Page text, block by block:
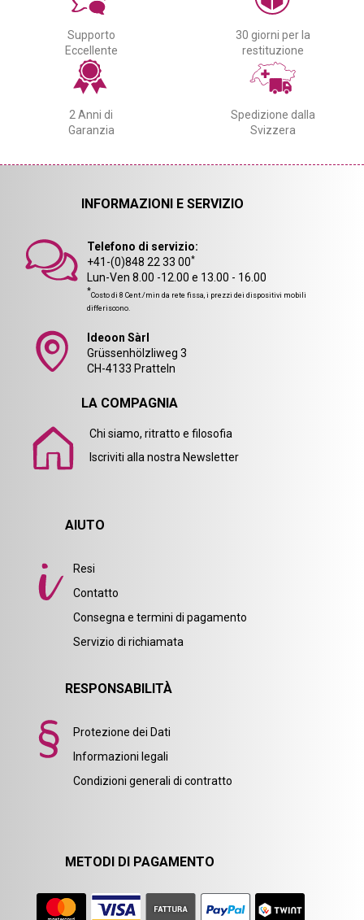
Supporto
Eccellente
30 giorni per la
restituzione
2 Anni di
Garanzia
Spedizione dalla
Svizzera
INFORMAZIONI E SERVIZIO
Telefono di servizio:
+41-(0)848 22 33 00*
Lun-Ven 8.00 -12.00 e 13.00 - 16.00
*Costo di 8 Cent./min da rete fissa, i prezzi dei dispositivi mobili
differiscono.
Ideoon Sàrl
Grüssenhölzliweg 3
CH-4133 Pratteln
LA COMPAGNIA
Chi siamo, ritratto e filosofia
Iscriviti alla nostra Newsletter
AIUTO
Resi
Contatto
Consegna e termini di pagamento
Servizio di richiamata
RESPONSABILITÀ
Protezione dei Dati
Informazioni legali
Condizioni generali di contratto
METODI DI PAGAMENTO